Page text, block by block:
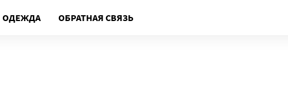
ОДЕЖДА ОБРАТНАЯ СВЯЗЬ